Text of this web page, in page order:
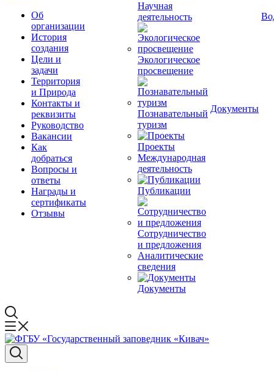
Об
организации
История
создания
Цели и
задачи
Территория
и Природа
Контакты и
реквизиты
Руководство
Вакансии
Как
добраться
Вопросы и
ответы
Награды и
сертификаты
Отзывы
Научная
деятельность
Экологическое
просвещение
Познавательный
туризм
Проекты
Международная
деятельность
Публикации
Сотрудничество
и предложения
Аналитические
сведения
Документы
Документы